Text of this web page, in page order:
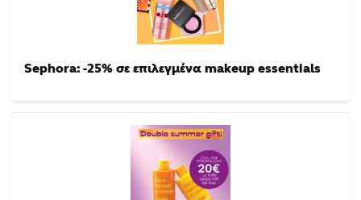
Sephora: -25% σε επιλεγμένα makeup essentials